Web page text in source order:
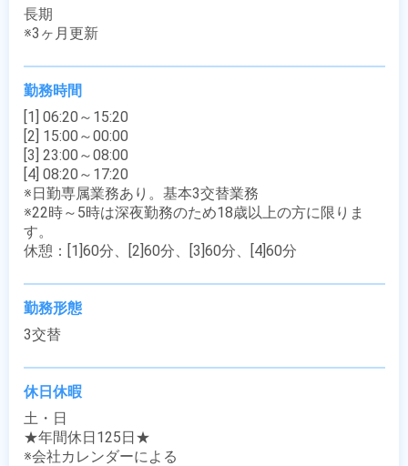
長期
※3ヶ月更新
勤務時間
[1] 06:20～15:20
[2] 15:00～00:00
[3] 23:00～08:00
[4] 08:20～17:20
※日勤専属業務あり。基本3交替業務
※22時～5時は深夜勤務のため18歳以上の方に限りま
す。
休憩：[1]60分、[2]60分、[3]60分、[4]60分
勤務形態
3交替
休日休暇
土・日
★年間休日125日★
※会社カレンダーによる